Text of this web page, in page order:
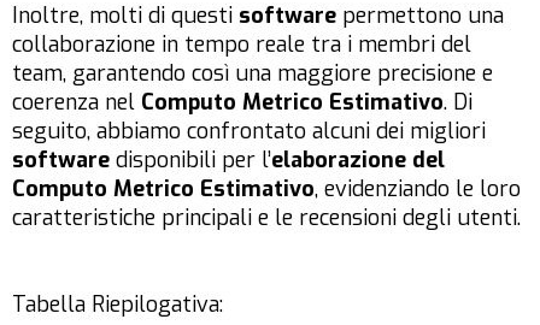
Inoltre, molti di questi software permettono una
collaborazione in tempo reale tra i membri del
team, garantendo così una maggiore precisione e
coerenza nel Computo Metrico Estimativo. Di
seguito, abbiamo confrontato alcuni dei migliori
software disponibili per l’elaborazione del
Computo Metrico Estimativo, evidenziando le loro
caratteristiche principali e le recensioni degli utenti.
Tabella Riepilogativa: